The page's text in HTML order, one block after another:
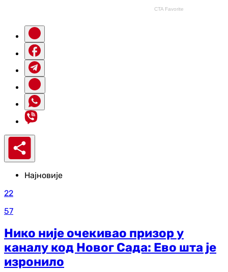
Најновије
22
57
Нико није очекивао призор у
каналу код Новог Сада: Ево шта је
изронило